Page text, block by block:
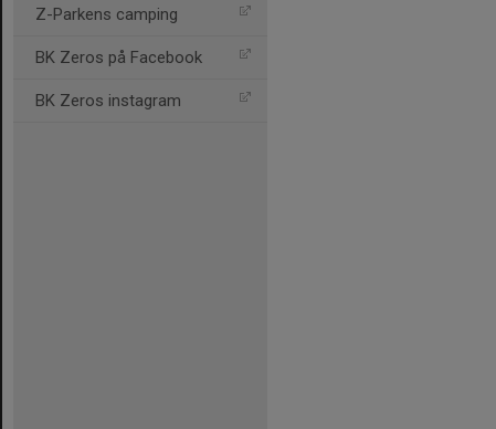
Z-Parkens camping
BK Zeros på Facebook
BK Zeros instagram